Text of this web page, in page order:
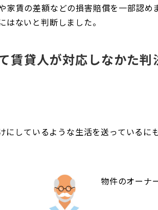
家賃の差額などの損害賠償を一部認め
ないと判断しました。
賃貸人が対応しなかた判
しているような生活を送っているに
物件のオーナ